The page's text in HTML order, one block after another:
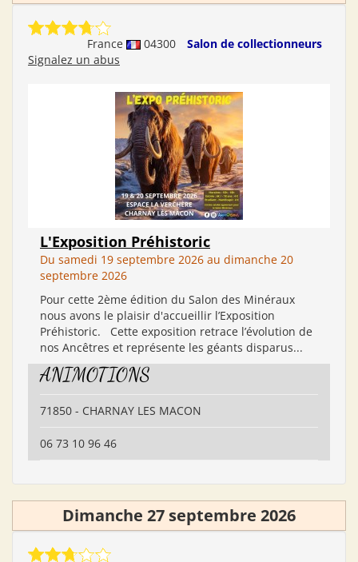
France 04300
Salon de collectionneurs
Signalez un abus
L'Exposition Préhistoric
Du samedi 19 septembre 2026 au dimanche 20
septembre 2026
Pour cette 2ème édition du Salon des Minéraux
nous avons le plaisir d'accueillir l’Exposition
Préhistoric. Cette exposition retrace l’évolution de
nos Ancêtres et représente les géants disparus...
ANIMOTIONS
71850 - CHARNAY LES MACON
06 73 10 96 46
Dimanche 27 septembre 2026